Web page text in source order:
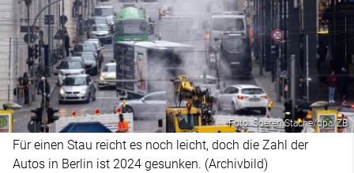
Foto: Soeren Stache/dpa/ZB
Für einen Stau reicht es noch leicht, doch die Zahl der
Autos in Berlin ist 2024 gesunken. (Archivbild)